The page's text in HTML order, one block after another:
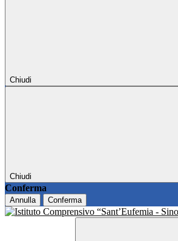
Chiudi
Chiudi
Conferma
Annulla Conferma